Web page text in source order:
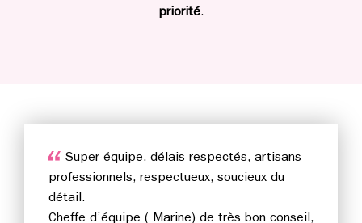
priorité.
Super équipe, délais respectés, artisans
professionnels, respectueux, soucieux du
détail.
Cheffe d’équipe ( Marine) de très bon conseil,